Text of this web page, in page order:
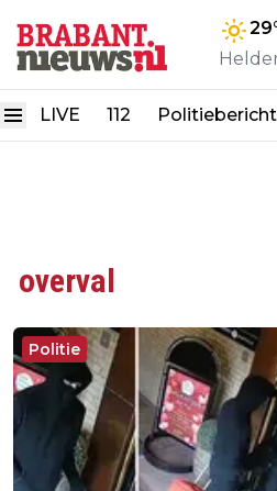
29
LIVE 112
overval
Politie